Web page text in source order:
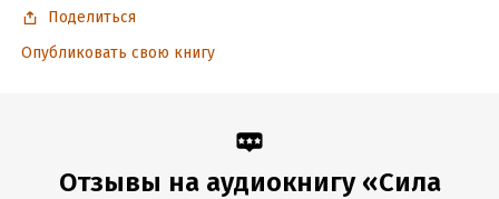
Поделиться
Опубликовать свою книгу
Отзывы на аудиокнигу «Сила